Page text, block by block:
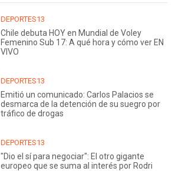
DEPORTES13
Chile debuta HOY en Mundial de Voley
Femenino Sub 17: A qué hora y cómo ver EN
VIVO
DEPORTES13
Emitió un comunicado: Carlos Palacios se
desmarca de la detención de su suegro por
tráfico de drogas
DEPORTES13
"Dio el sí para negociar": El otro gigante
europeo que se suma al interés por Rodri